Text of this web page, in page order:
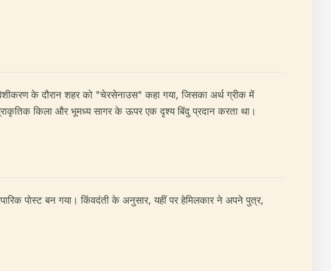
के दौरान शहर को "चेरसेनाउस" कहा गया, जिसका अर्थ ग्रीक में
किला और भूमध्य सागर के ऊपर एक दृश्य बिंदु प्रदान करता था।
पोस्ट बन गया। किंवदंती के अनुसार, यहीं पर हेमिलकार ने अपने पुत्र,